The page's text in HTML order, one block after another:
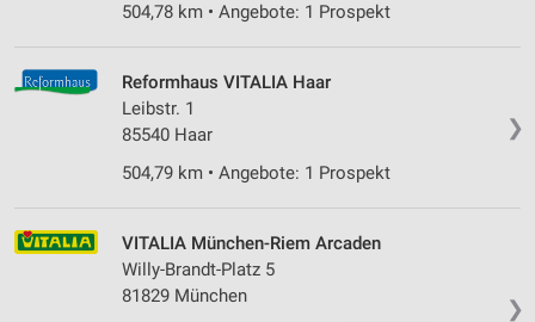
504,78 km • Angebote: 1 Prospekt
❯
Reformhaus VITALIA Haar
Leibstr. 1
85540 Haar
504,79 km • Angebote: 1 Prospekt
❯
VITALIA München-Riem Arcaden
Willy-Brandt-Platz 5
81829 München